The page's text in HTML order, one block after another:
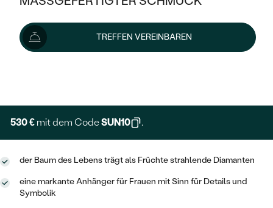
KLASSISCH
MEMOIRE
VINTAGE
AUSSERGEWÖHNLICHE
MIT MEHREREN DIAMANTEN
HALO
VINTAGE
IM SET
AUSSERGEWÖHNLICH
AUSVERKAUF
WENN SCHMUCK HILFT
OHRRINGE
ANHÄNGER / KETTEN
PLATIN
OHRSTECKER
MINIMALISTISCHE
OHRHÄNGER
GOLD
SILBER
NACH STYL
ZUR GEBURT EINES KINDES
AUSVERKAUF
SILBER
NACH STYL
TREFFEN VEREINBAREN
589 €
Wir liefern den Schmuck innerhalb von 3 - 4 Wochen.
Lieferoptionen
530 € mit dem CodeSUN10 .
der Baum des Lebens trägt als Früchte strahlende Diamanten
eine markante Anhänger für Frauen mit Sinn für Details und
Symbolik